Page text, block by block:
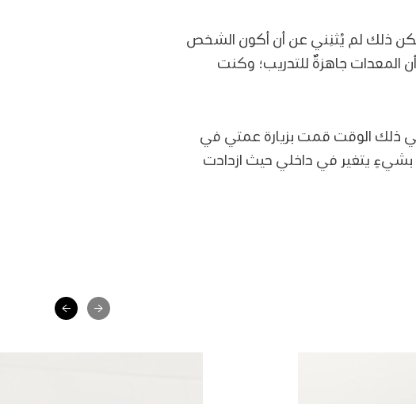
لكن ذلك لم يُثنِني عن أن أكون الشخص
المعدات جاهزةٌ للتدريب؛ وكنت
الأمور تتغير. في ذلك الوقت قمت بزيارة عمتي في
يتغير في داخلي حيث ازدادت